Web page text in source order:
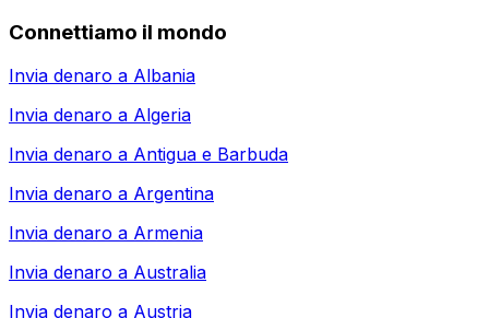
Connettiamo il mondo
Invia denaro a Albania
Invia denaro a Algeria
Invia denaro a Antigua e Barbuda
Invia denaro a Argentina
Invia denaro a Armenia
Invia denaro a Australia
Invia denaro a Austria